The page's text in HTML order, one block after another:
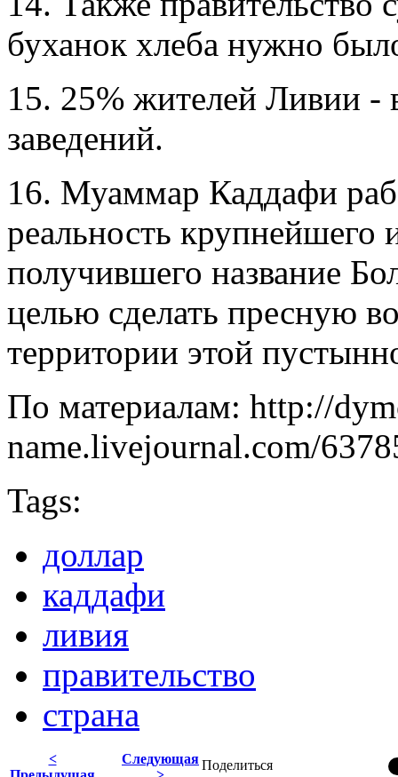
буханок хлеба нужно
15. 25% жителей Ливии
заведений.
16. Муаммар Каддафи
реальность крупнейшего
получившего название
целью сделать пресную
территории этой
По материалам: http://
name.livejournal.com/
Tags:
доллар
каддафи
ливия
правительство
страна
Поделиться
<
Следующая